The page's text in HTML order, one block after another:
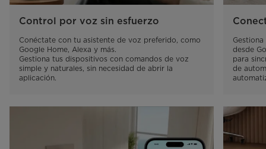
Control por voz sin esfuerzo
Conéctate con tu asistente de voz preferido, como
Google Home, Alexa y más.
Gestiona tus dispositivos con comandos de voz
simple y naturales, sin necesidad de abrir la
aplicación.
desde
para
de